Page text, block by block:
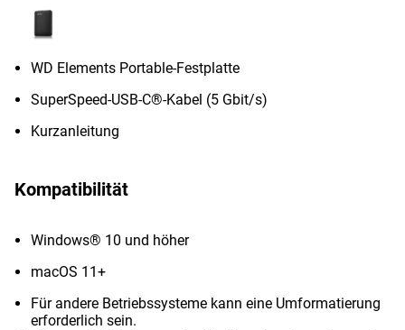
WD Elements Portable-Festplatte
SuperSpeed-USB-C®-Kabel (5 Gbit/s)
Kurzanleitung
Kompatibilität
Windows® 10 und höher
macOS 11+
Für andere Betriebssysteme kann eine Umformatierung
erforderlich sein.